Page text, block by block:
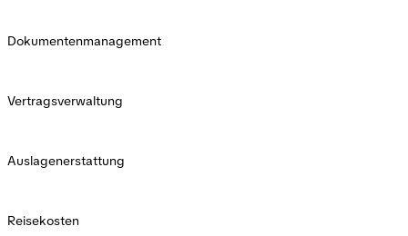
Dokumentenmanagement
Vertragsverwaltung
Auslagenerstattung
Reisekosten